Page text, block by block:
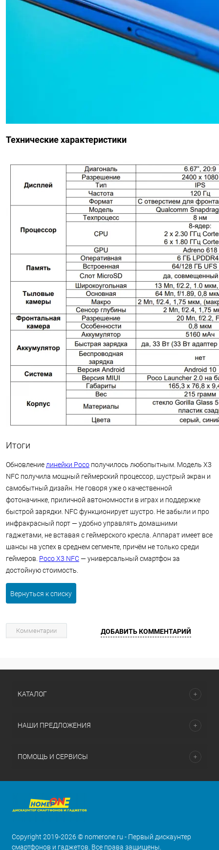
Технические характеристики
Итоги
Обновлениелинейки Poco получилось любопытным. Модель X3
NFC получила мощный геймерский процессор, шустрый экран и
самобытный дизайн. Не говоря уже о качественной
фотоначинке, приличной автономности в играх и поддержке
быстрой зарядки. NFC функционирует шустро. Не забыли и про
инфракрасный порт — удобно управлять домашними
гаджетами, не вставая с геймерского кресла. Аппарат имеет все
шансы на успех в среднем сегменте, причём не только среди
геймеров. Poco X3 NFC— универсальный смартфон за
достойную стоимость.
Вернуться к списку
Комментарии ДОБАВИТЬ КОММЕНТАРИЙ
КАТАЛОГ
НАШИ ПРЕДЛОЖЕНИЯ
ПОМОЩЬ И СЕРВИСЫ
Copyright 2019-2026 © nomerone.ru - Первый дискаунтер
смартфонов и гаджетов. Все права защищены.